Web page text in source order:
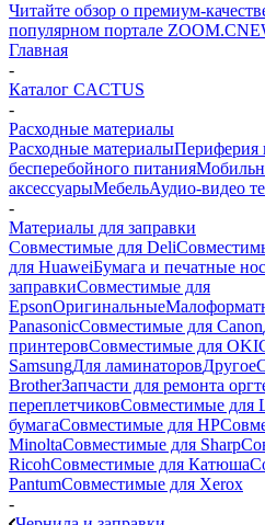
Читайте обзор о премиум-
популярном портале
Главная
-
Каталог CACTUS
-
Расходные материалы
Расходные материалыПериферия
бесперебойного питания
аксессуарыМебельАудио-видео
-
Материалы для заправки
Совместимые для Deli
для HuaweiБумага и печатные
заправкиСовместимые для
EpsonОригинальные
PanasonicСовместимые для Canon
принтеровСовместимые для OKI
SamsungДля ламинаторовДругое
BrotherЗапчасти для ремонта
переплетчиковСовместимые для
бумагаСовместимые для HP
MinoltaСовместимые для Sharp
RicohСовместимые для Катюша
PantumСовместимые для Xerox
-